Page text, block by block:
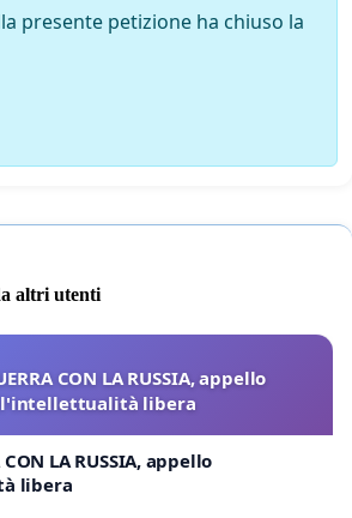
e seguenti firmatari
presente petizione ha chiuso la
altri utenti
CON LA RUSSIA, appello
libera
CON LA RUSSIA, appello
libera